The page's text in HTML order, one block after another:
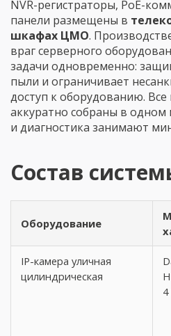
NVR-регистраторы, PoE-
панели размещены в
шкафах ЦМО.
враг серверного
задачи одновременно:
пыли и ограничивает
доступ к оборудованию.
аккуратно собраны в
и диагностика занимают
Состав
Оборудование
IP-камера уличная
цилиндрическая